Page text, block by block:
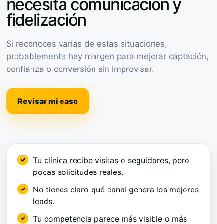
fidelización
Si reconoces varias de estas situaciones,
probablemente hay margen para mejorar captación,
confianza o conversión sin improvisar.
Revisar mi caso
Tu clínica recibe visitas o seguidores, pero
pocas solicitudes reales.
No tienes claro qué canal genera los mejores
leads.
Tu competencia parece más visible o más